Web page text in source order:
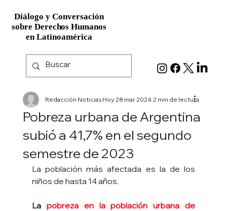
Diálogo y Conversación
sobre Derechos Humanos
en Latinoamérica
Diálogo y Conversación
sobre Derechos Humanos
en Latinoamérica
Pobreza urbana de Argentina
subió a 41,7% en el segundo
semestre de 2023
Redacción Noticias Hoy 28 mar 2024 2 min de lectura
La población más afectada es la de los
niños de hasta 14 años.
La pobreza en la población urbana de